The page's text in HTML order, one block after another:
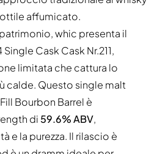
affumicato.
whic presenta il
Cask Cask Nr.211,
limitata che cattura lo
calde. Questo single malt
Bourbon Barrel è
di 59.6% ABV,
e la purezza. Il rilascio è